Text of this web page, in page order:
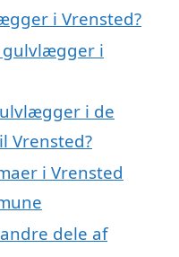
i Vrensted?
gulvlægger i
i de
Vrensted?
i Vrensted
dele af